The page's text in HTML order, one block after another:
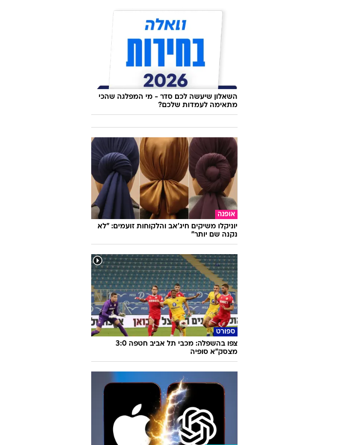
השאלון שיעשה לכם סדר - מי המפלגה שהכי
מתאימה לעמדות שלכם?
אופנה
יוניקלו משיקים חיג'אב והלקוחות זועמים: "לא
נקנה שם יותר"
ספורט
צפו בהשפלה: מכבי תל אביב חטפה 3:0
מצסק"א סופיה